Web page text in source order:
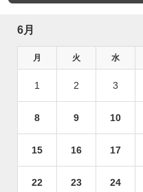
6月
月 火 水
1 2 3
8 9 10
15 16 17
22 23 24